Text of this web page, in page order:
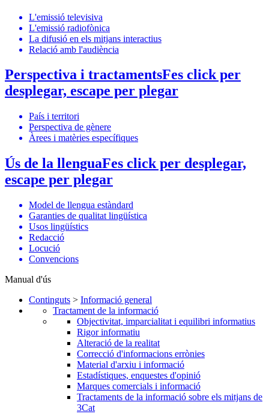
L'emissió televisiva
L'emissió radiofònica
La difusió en els mitjans interactius
Relació amb l'audiència
Perspectiva i tractamentsFes click per
desplegar, escape per plegar
País i territori
Perspectiva de gènere
Àrees i matèries específiques
Ús de la llenguaFes click per desplegar,
escape per plegar
Model de llengua estàndard
Garanties de qualitat lingüística
Usos lingüístics
Redacció
Locució
Convencions
Manual d'ús
Continguts > Informació general
Tractament de la informació
Objectivitat, imparcialitat i equilibri informatius
Rigor informatiu
Alteració de la realitat
Correcció d'informacions errònies
Material d'arxiu i informació
Estadístiques, enquestes d'opinió
Marques comercials i informació
Tractaments de la informació sobre els mitjans de
3Cat